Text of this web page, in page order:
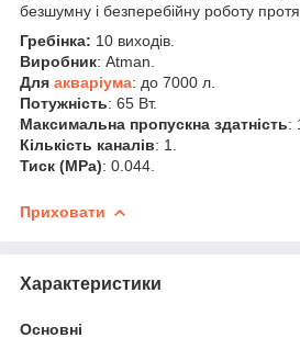
безшумну і безперебійну роботу
Гребінка: 10 виходів.
Виробник: Atman.
Для акваріума: до 7000 л.
Потужність: 65 Вт.
Максимальна пропускна здатність:
Кількість каналів: 1.
Тиск (МРа): 0.044.
Приховати
Характеристики
Основні